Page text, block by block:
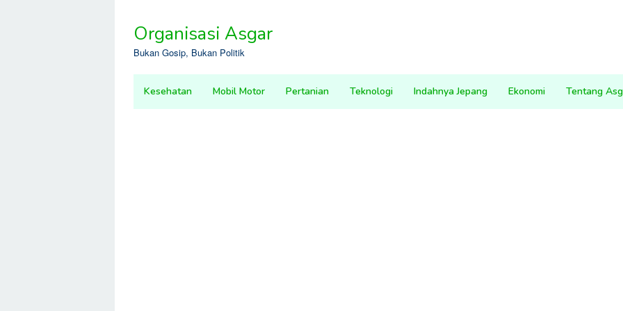
contentOrganisasi Asgar
Bukan Gosip, Bukan Politik
Kesehatan Mobil Motor Pertanian Teknologi Indahnya Jepang Ekonomi Tentang